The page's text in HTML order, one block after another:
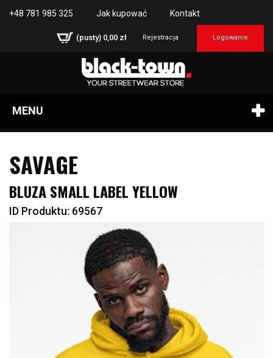
+48 781 985 325 Jak kupować Kontakt
Rejestracja Logowanie
(pusty) 0,00 zł
MENU
SAVAGE
BLUZA SMALL LABEL YELLOW
ID Produktu: 69567